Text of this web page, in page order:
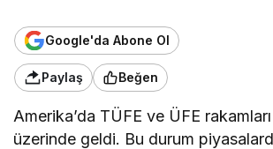
Google'da Abone Ol
Paylaş Beğen
Amerika’da TÜFE ve ÜFE
üzerinde geldi. Bu durum